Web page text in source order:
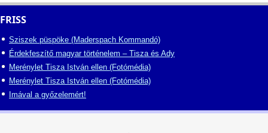
FRISS
Sziszek püspöke (Maderspach Kommandó)
Érdekfeszítő magyar történelem – Tisza és Ady
Merénylet Tisza István ellen (Fotómédia)
Merénylet Tisza István ellen (Fotómédia)
Imával a győzelemért!